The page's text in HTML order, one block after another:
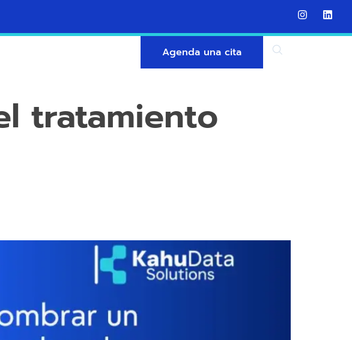
Agenda una cita
tratamiento